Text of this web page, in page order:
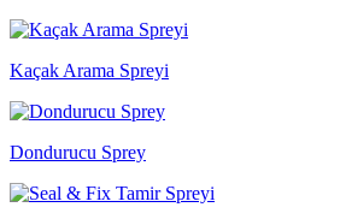
Kaçak Arama Spreyi
Dondurucu Sprey